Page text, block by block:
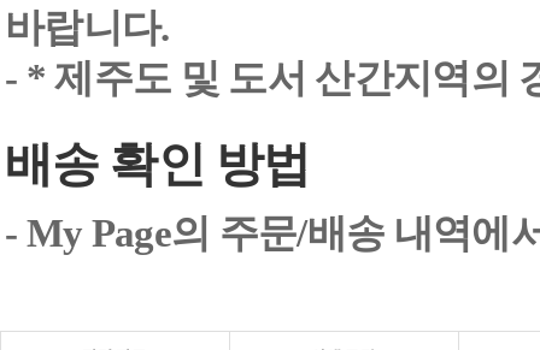
바랍니다.
- * 제주도 및 도서 산간지역의
배송 확인 방법
- My Page의 주문/배송 내역에